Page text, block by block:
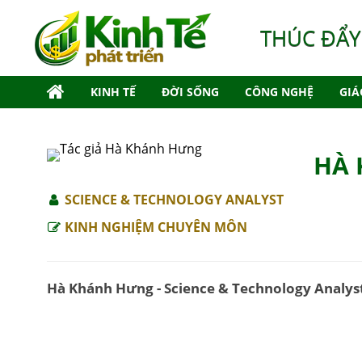
THÚC
KINH TẾ ĐỜI SỐNG CÔNG NGHỆ
HÀ
SCIENCE & TECHNOLOGY ANALYST
KINH NGHIỆM CHUYÊN MÔN
Hà Khánh Hưng - Science & Technology